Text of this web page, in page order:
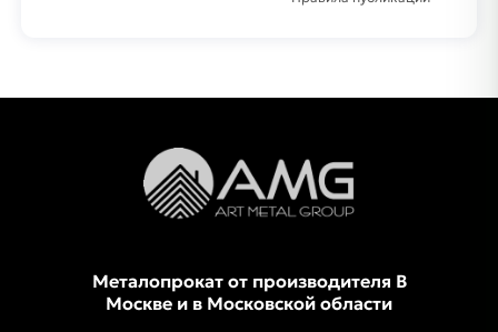
Металопрокат от производителя В
Москве и в Московской области